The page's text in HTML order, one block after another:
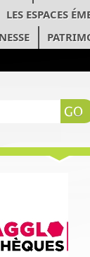
LES ESPACES